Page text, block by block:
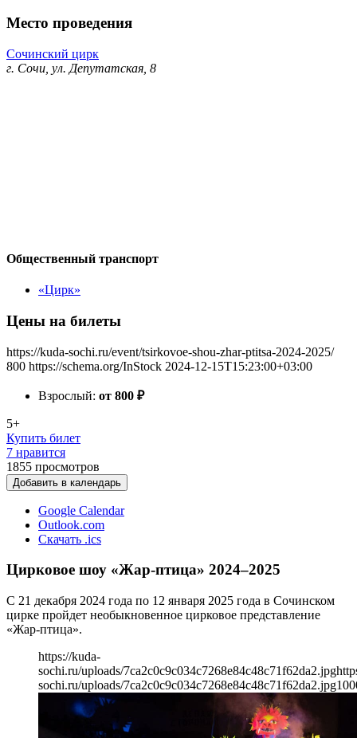
Место проведения
Сочинский цирк
г. Сочи, ул. Депутатская, 8
Общественный транспорт
«Цирк»
Цены на билеты
https://kuda-sochi.ru/event/tsirkovoe-shou-zhar-ptitsa-2024-2025/
800 https://schema.org/InStock 2024-12-15T15:23:00+03:00
Взрослый: от 800 ₽
5+
Купить билет
7 нравится
1855 просмотров
Добавить в календарь
Google Calendar
Outlook.com
Скачать .ics
Цирковое шоу «Жар-птица» 2024–2025
С 21 декабря 2024 года по 12 января 2025 года в Сочинском
цирке пройдет необыкновенное цирковое представление
«Жар-птица».
https://kuda-
sochi.ru/uploads/7ca2c0c9c034c7268e84c48c71f62da2.jpg
sochi.ru/uploads/7ca2c0c9c034c7268e84c48c71f62da2.jpg